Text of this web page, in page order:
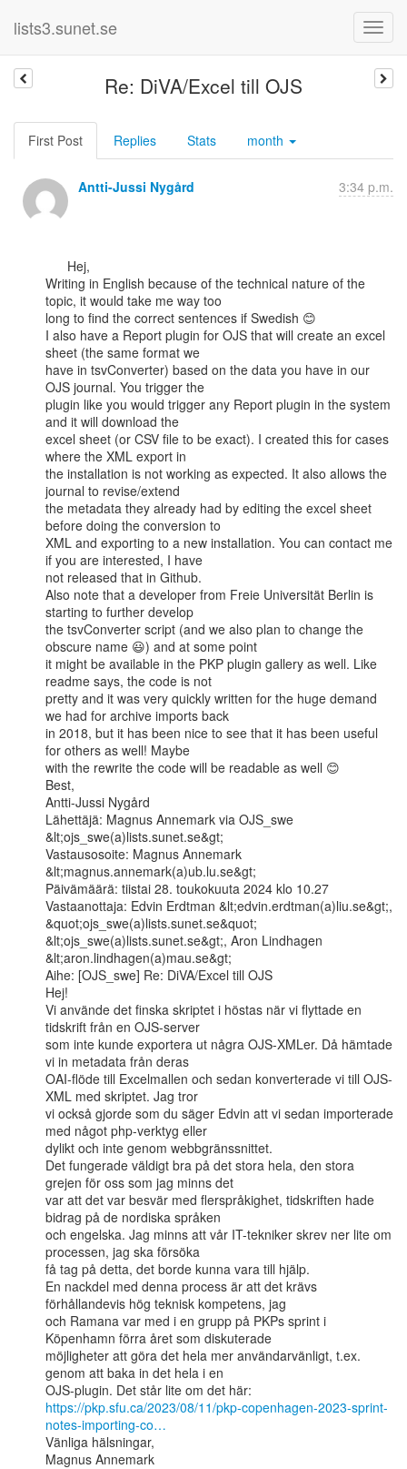
lists3.sunet.se
Re: DiVA/Excel till OJS
First Post Replies Stats month
Antti-Jussi Nygård 3:34 p.m.
Writing in English because of the technical nature of the
topic, it would take me way too
long to find the correct sentences if Swedish 😊
I also have a Report plugin for OJS that will create an excel
sheet (the same format we
have in tsvConverter) based on the data you have in our
OJS journal. You trigger the
plugin like you would trigger any Report plugin in the system
and it will download the
excel sheet (or CSV file to be exact). I created this for cases
where the XML export in
the installation is not working as expected. It also allows the
journal to revise/extend
the metadata they already had by editing the excel sheet
before doing the conversion to
XML and exporting to a new installation. You can contact me
if you are interested, I have
not released that in Github.
Also note that a developer from Freie Universität Berlin is
starting to further develop
the tsvConverter script (and we also plan to change the
obscure name 😃) and at some point
it might be available in the PKP plugin gallery as well. Like
readme says, the code is not
pretty and it was very quickly written for the huge demand
we had for archive imports back
in 2018, but it has been nice to see that it has been useful
for others as well! Maybe
with the rewrite the code will be readable as well 😊
Best,
Antti-Jussi Nygård
Lähettäjä: Magnus Annemark via OJS_swe
&lt;ojs_swe(a)lists.sunet.se&gt;
Vastausosoite: Magnus Annemark
&lt;magnus.annemark(a)ub.lu.se&gt;
Päivämäärä: tiistai 28. toukokuuta 2024 klo 10.27
Vastaanottaja: Edvin Erdtman &lt;edvin.erdtman(a)liu.se&gt;,
&quot;ojs_swe(a)lists.sunet.se&quot;
&lt;ojs_swe(a)lists.sunet.se&gt;, Aron Lindhagen
&lt;aron.lindhagen(a)mau.se&gt;
Aihe: [OJS_swe] Re: DiVA/Excel till OJS
Hej!
Vi använde det finska skriptet i höstas när vi flyttade en
tidskrift från en OJS-server
som inte kunde exportera ut några OJS-XMLer. Då hämtade
vi in metadata från deras
OAI-flöde till Excelmallen och sedan konverterade vi till OJS-
XML med skriptet. Jag tror
vi också gjorde som du säger Edvin att vi sedan importerade
med något php-verktyg eller
dylikt och inte genom webbgränssnittet.
Det fungerade väldigt bra på det stora hela, den stora
grejen för oss som jag minns det
var att det var besvär med flerspråkighet, tidskriften hade
bidrag på de nordiska språken
och engelska. Jag minns att vår IT-tekniker skrev ner lite om
processen, jag ska försöka
få tag på detta, det borde kunna vara till hjälp.
En nackdel med denna process är att det krävs
förhållandevis hög teknisk kompetens, jag
och Ramana var med i en grupp på PKPs sprint i
Köpenhamn förra året som diskuterade
möjligheter att göra det hela mer användarvänligt, t.ex.
genom att baka in det hela i en
https://pkp.sfu.ca/2023/08/11/pkp-copenhagen-2023-sprint-
notes-importing-co…
Vänliga hälsningar,
Magnus Annemark